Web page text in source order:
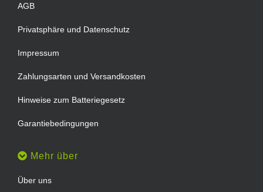
AGB
Privatsphäre und Datenschutz
Impressum
Zahlungsarten und Versandkosten
Hinweise zum Batteriegesetz
Garantiebedingungen
Mehr über
Über uns